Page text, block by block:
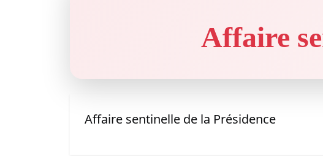
Affaire
Affaire sentinelle de la Présidence